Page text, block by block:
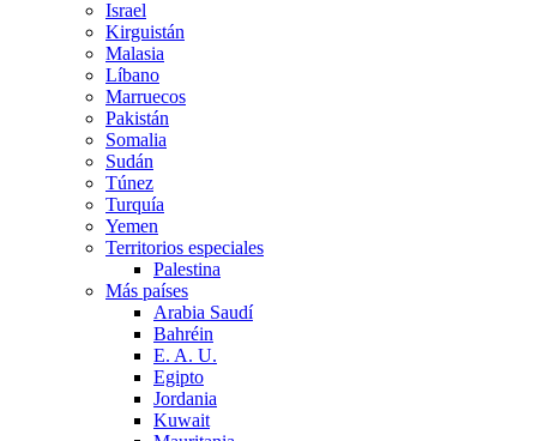
Israel
Kirguistán
Malasia
Líbano
Marruecos
Pakistán
Somalia
Sudán
Túnez
Turquía
Yemen
Territorios especiales
Palestina
Más países
Arabia Saudí
Bahréin
E. A. U.
Egipto
Jordania
Kuwait